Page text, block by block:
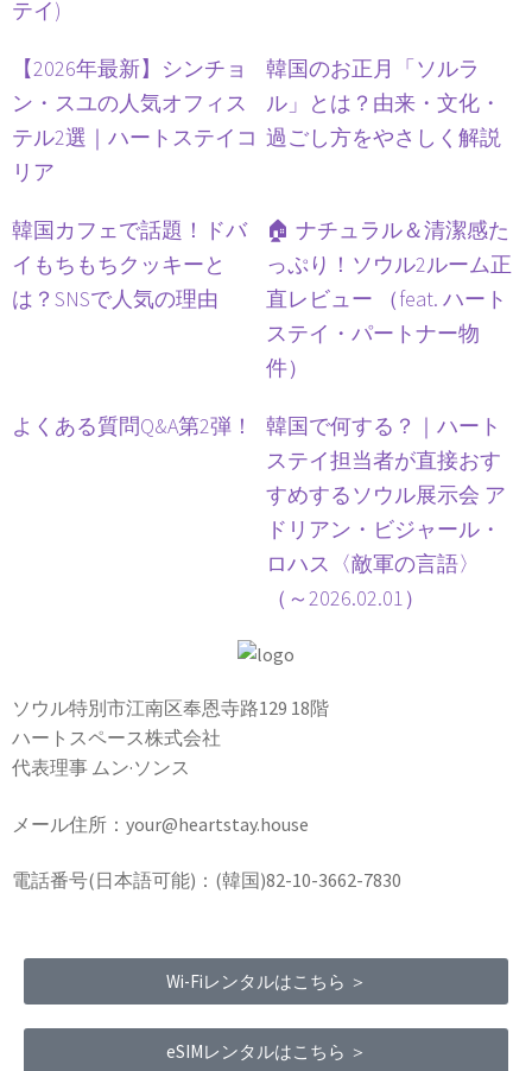
テイ)
【2026年最新】シンチョ
ン・スユの人気オフィス
テル2選｜ハートステイコ
リア
韓国のお正月「ソルラ
ル」とは？由来・文化・
過ごし方をやさしく解説
韓国カフェで話題！ドバ
イもちもちクッキーと
は？SNSで人気の理由
🏠 ナチュラル＆清潔感た
っぷり！ソウル2ルーム正
直レビュー （feat. ハート
ステイ・パートナー物
件）
よくある質問Q&A第2弾！
韓国で何する？｜ハート
ステイ担当者が直接おす
すめするソウル展示会 ア
ドリアン・ビジャール・
ロハス〈敵軍の言語〉
（～2026.02.01）
ソウル特別市江南区奉恩寺路129 18階
ハートスペース株式会社
代表理事 ムン·ソンス
メール住所：your@heartstay.house
電話番号(日本語可能)：(韓国)82-10-3662-7830
Wi-Fiレンタルはこちら ＞
eSIMレンタルはこちら ＞